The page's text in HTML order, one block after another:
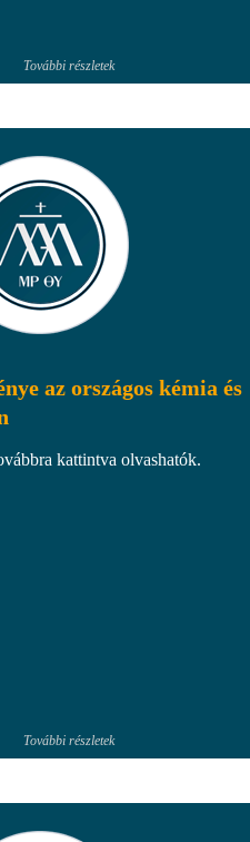
További részletek
az országos kémia és
kattintva olvashatók.
További részletek